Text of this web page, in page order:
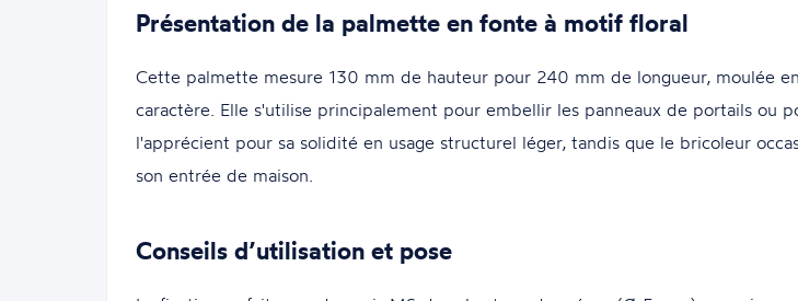
Présentation de la palmette en fonte à motif floral
Cette palmette mesure 130 mm de hauteur pour 240 mm de longueur, moulée
caractère. Elle s'utilise principalement pour embellir les panneaux de portails ou
l'apprécient pour sa solidité en usage structurel léger, tandis que le bricoleur
son entrée de maison.
Conseils d’utilisation et pose